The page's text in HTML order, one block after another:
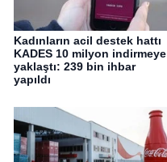
Kadınların acil destek hattı
KADES 10 milyon indirmeye
yaklaştı: 239 bin ihbar
yapıldı